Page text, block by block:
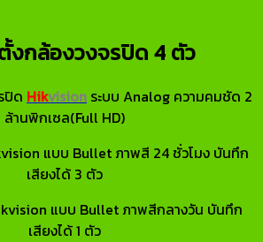
งกล้องวงจรปิด 4 ตัว
ปิด Hikvision ระบบ Analog ความคมชัด 2
ล้านพิกเซล(Full HD)
แบบ Bullet ภาพสี 24 ชั่วโมง บันทึก
เสียงได้ 3 ตัว
แบบ Bullet ภาพสีกลางวัน บันทึก
เสียงได้ 1 ตัว